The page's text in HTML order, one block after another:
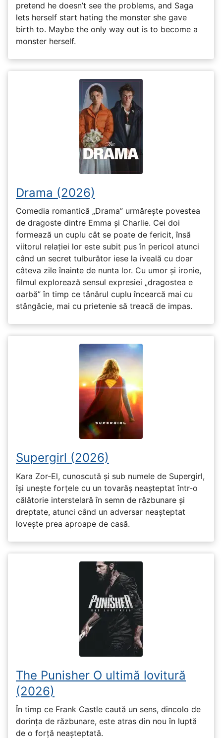
pretend he doesn’t see the problems, and Saga
lets herself start hating the monster she gave
birth to. Maybe the only way out is to become a
monster herself.
Drama (2026)
Comedia romantică „Drama” urmărește povestea
de dragoste dintre Emma și Charlie. Cei doi
formează un cuplu cât se poate de fericit, însă
viitorul relației lor este subit pus în pericol atunci
când un secret tulburător iese la iveală cu doar
câteva zile înainte de nunta lor. Cu umor și ironie,
filmul explorează sensul expresiei „dragostea e
oarbă” în timp ce tânărul cuplu încearcă mai cu
stângăcie, mai cu prietenie să treacă de impas.
Supergirl (2026)
Kara Zor-El, cunoscută și sub numele de Supergirl,
își unește forțele cu un tovarăș neașteptat într-o
călătorie interstelară în semn de răzbunare și
dreptate, atunci când un adversar neașteptat
lovește prea aproape de casă.
The Punisher O ultimă lovitură
(2026)
În timp ce Frank Castle caută un sens, dincolo de
dorința de răzbunare, este atras din nou în luptă
de o forță neașteptată.